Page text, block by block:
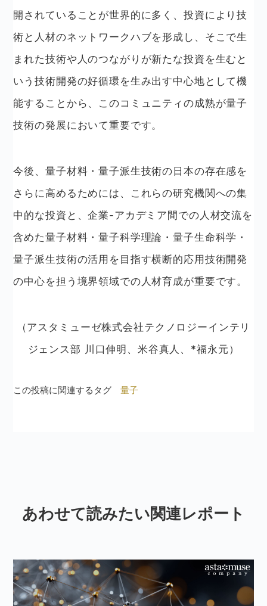
開されていることが世界的に多く、投資により技
術と人材のネットワークハブを形成し、そこで生
まれた技術や人のつながりが新たな投資を生むと
いう技術開発の好循環を生み出す中心地として機
能することから、このコミュニティの成熟が量子
技術の発展において重要です。
今後、量子材料・量子派生技術の日本の存在感を
さらに高めるためには、これらの研究機関への集
中的な投資と、企業-アカデミア間での人材交流を
含めた量子材料・量子科学理論・量子生命科学・
量子派生技術の活用を目指す横断的応用技術開発
の中心を担う境界領域での人材育成が重要です。
（アスタミューゼ株式会社テクノロジーインテリ
ジェンス部 川口伸明、米谷真人、*福永元）
この投稿に関連するタグ 量子
あわせて読みたい関連レポート